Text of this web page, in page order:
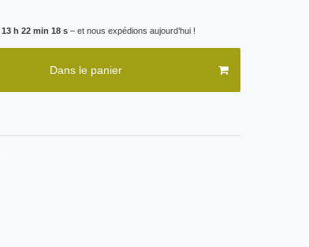
13 h 22 min 17 s – et nous expédions aujourd’hui !
Dans le panier